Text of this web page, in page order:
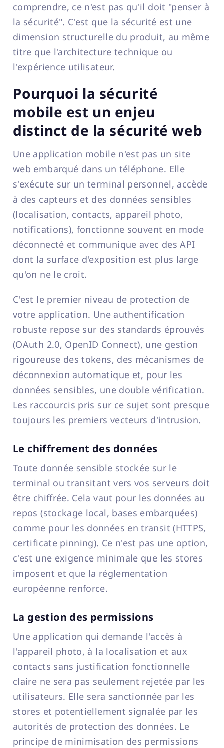
comprendre, ce n'est pas qu'il doit "penser à
la sécurité". C'est que la sécurité est une
dimension structurelle du produit, au même
titre que l'architecture technique ou
l'expérience utilisateur.
Pourquoi la sécurité
mobile est un enjeu
distinct de la sécurité web
Une application mobile n'est pas un site
web embarqué dans un téléphone. Elle
s'exécute sur un terminal personnel, accède
à des capteurs et des données sensibles
(localisation, contacts, appareil photo,
notifications), fonctionne souvent en mode
déconnecté et communique avec des API
dont la surface d'exposition est plus large
qu'on ne le croit.
C'est le premier niveau de protection de
votre application. Une authentification
robuste repose sur des standards éprouvés
(OAuth 2.0, OpenID Connect), une gestion
rigoureuse des tokens, des mécanismes de
déconnexion automatique et, pour les
données sensibles, une double vérification.
Les raccourcis pris sur ce sujet sont presque
toujours les premiers vecteurs d'intrusion.
Le chiffrement des données
Toute donnée sensible stockée sur le
terminal ou transitant vers vos serveurs doit
être chiffrée. Cela vaut pour les données au
repos (stockage local, bases embarquées)
comme pour les données en transit (HTTPS,
certificate pinning). Ce n'est pas une option,
c'est une exigence minimale que les stores
imposent et que la réglementation
européenne renforce.
La gestion des permissions
Une application qui demande l'accès à
l'appareil photo, à la localisation et aux
contacts sans justification fonctionnelle
claire ne sera pas seulement rejetée par les
utilisateurs. Elle sera sanctionnée par les
stores et potentiellement signalée par les
autorités de protection des données. Le
principe de minimisation des permissions